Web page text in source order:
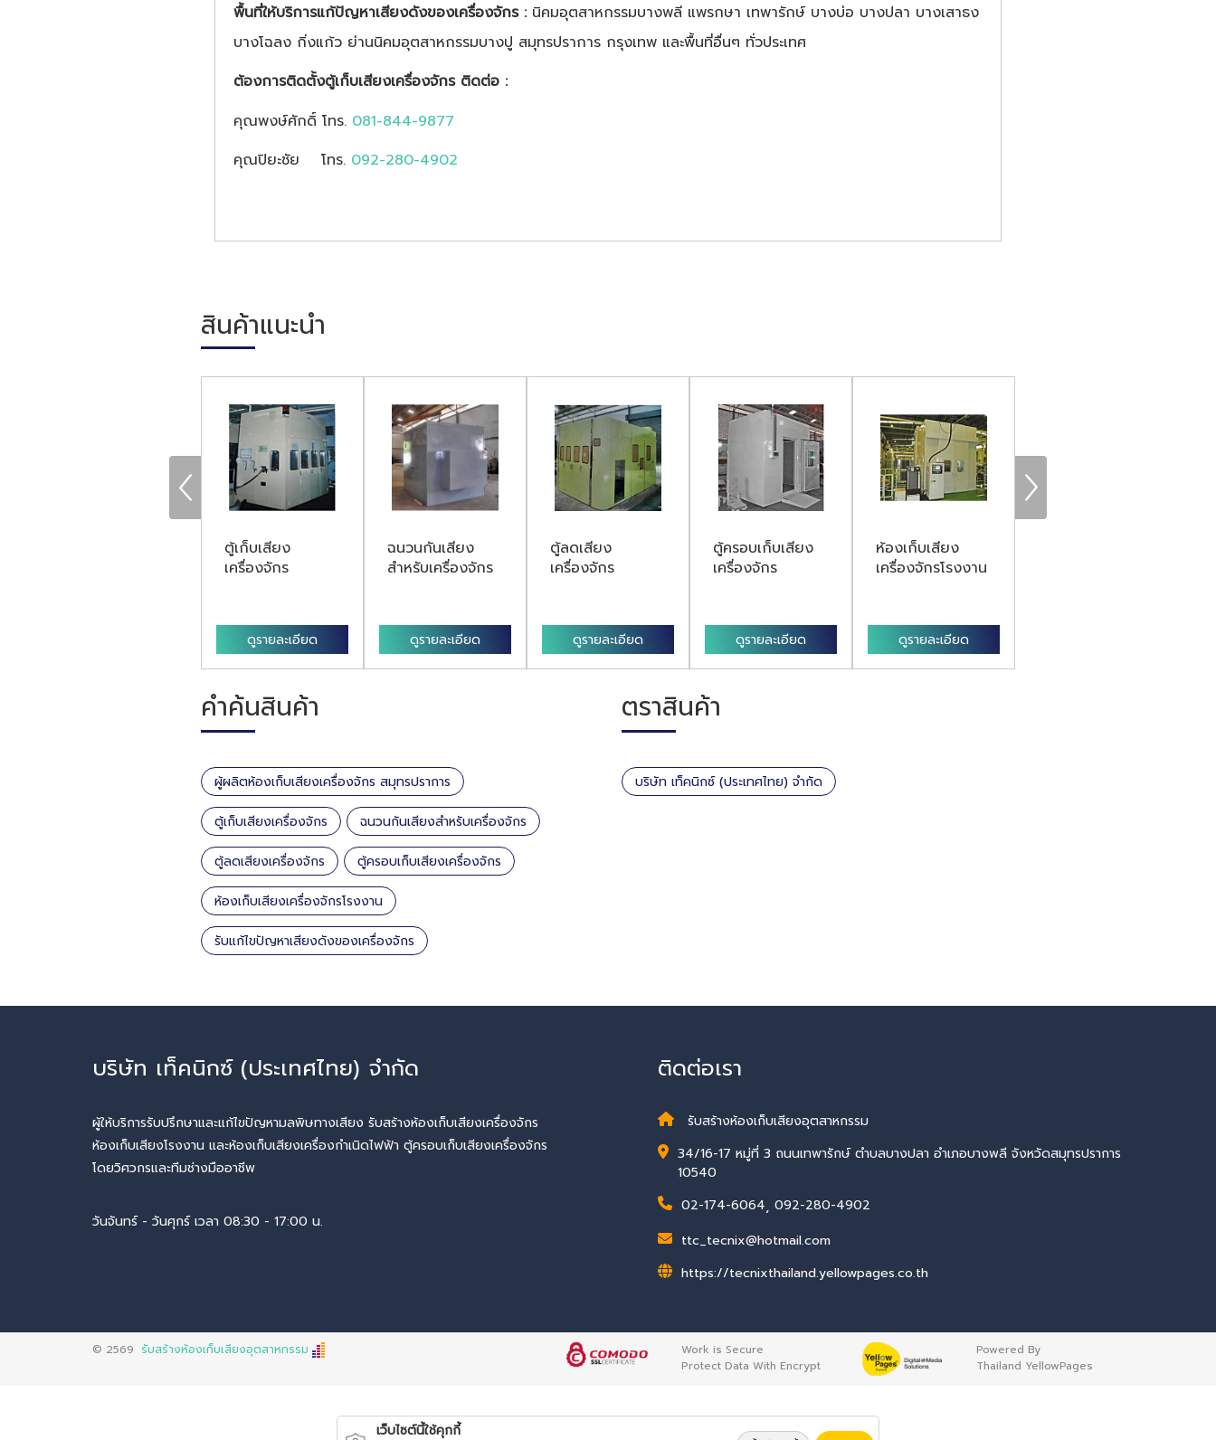
พื้นที่ให้บริการแก้ปัญหาเสียงดังของเครื่องจักร : นิคมอุตสาหกรรมบางพลี แพรกษา เทพารักษ์ บางบ่อ บางปลา บางเสาธง
บางโฉลง กิ่งแก้ว ย่านนิคมอุตสาหกรรมบางปู สมุทรปราการ กรุงเทพ และพื้นที่อื่นๆ ทั่วประเทศ
ต้องการติดตั้งตู้เก็บเสียงเครื่องจักร ติดต่อ :
คุณพงษ์ศักดิ์ โทร. 081-844-9877
คุณปิยะชัย โทร. 092-280-4902
สินค้าแนะนำ
ตู้เก็บเสียง
เครื่องจักร
ดูรายละเอียด
ฉนวนกันเสียง
สำหรับเครื่องจักร
ดูรายละเอียด
ตู้ลดเสียง
เครื่องจักร
ดูรายละเอียด
ตู้ครอบเก็บเสียง
เครื่องจักร
ดูรายละเอียด
ห้องเก็บเสียง
เครื่องจักรโรงงาน
ดูรายละเอียด
คำค้นสินค้า
ผู้ผลิตห้องเก็บเสียงเครื่องจักร สมุทรปราการ
ตู้เก็บเสียงเครื่องจักร ฉนวนกันเสียงสำหรับเครื่องจักร
ตู้ลดเสียงเครื่องจักร ตู้ครอบเก็บเสียงเครื่องจักร
ห้องเก็บเสียงเครื่องจักรโรงงาน
รับแก้ไขปัญหาเสียงดังของเครื่องจักร
ตราสินค้า
บริษัท เท็คนิกซ์ (ประเทศไทย) จำกัด
บริษัท เท็คนิกซ์ (ประเทศไทย) จำกัด
ผู้ให้บริการรับปรึกษาและแก้ไขปัญหามลพิษทางเสียง รับสร้างห้องเก็บเสียงเครื่องจักร
ห้องเก็บเสียงโรงงาน และห้องเก็บเสียงเครื่องกำเนิดไฟฟ้า ตู้ครอบเก็บเสียงเครื่องจักร
โดยวิศวกรและทีมช่างมืออาชีพ
วันจันทร์ - วันศุกร์ เวลา 08:30 - 17:00 น.
ติดต่อเรา
รับสร้างห้องเก็บเสียงอุตสาหกรรม
34/16-17 หมู่ที่ 3 ถนนเทพารักษ์ ตำบลบางปลา อำเภอบางพลี จังหวัดสมุทรปราการ
10540
02-174-6064, 092-280-4902
ttc_tecnix@hotmail.com
https://tecnixthailand.yellowpages.co.th
© 2569 รับสร้างห้องเก็บเสียงอุตสาหกรรม
Work is Secure
Protect Data With Encrypt
Powered By
Thailand YellowPages
เว็บไซต์นี้ใช้คุกกี้